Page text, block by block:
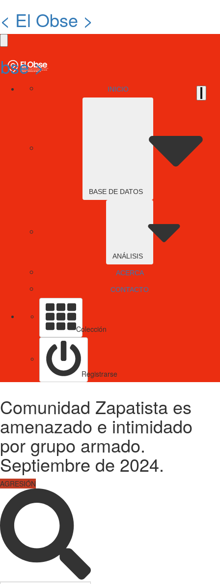
< El Obse >
>
INICIO
BASE DE DATOS
ANÁLISIS
ACERCA
CONTACTO
Colección
Registrarse
Comunidad Zapatista es
amenazado e intimidado
por grupo armado.
Septiembre de 2024.
AGRESIÓN